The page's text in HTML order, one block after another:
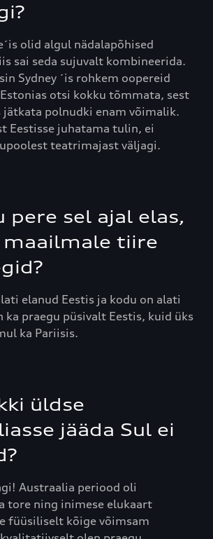
olid algul nädalapõhised
sai seda sujuvalt kombineerida.
Sydney ´is rohkem oopereid
otsi kokku tõmmata, sest
jätkata polnudki enam võimalik.
Eestisse juhatama tulin, ei
teatrimajast väljagi.
pere sel ajal elas,
maailmale tiire
elanud Eestis ja kodu on alati
ka praegu püsivalt Eestis, kuid üks
ka Pariisis.
üldse
jääda Sul ei
Austraalia periood oli
tore ning inimese elukaart
füüsiliselt kõige võimsam